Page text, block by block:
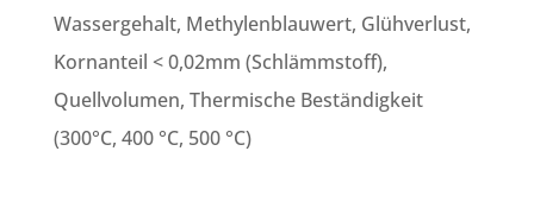
Wassergehalt, Methylenblauwert, Glühverlust,
Kornanteil < 0,02mm (Schlämmstoff),
Quellvolumen, Thermische Beständigkeit
(300°C, 400 °C, 500 °C)